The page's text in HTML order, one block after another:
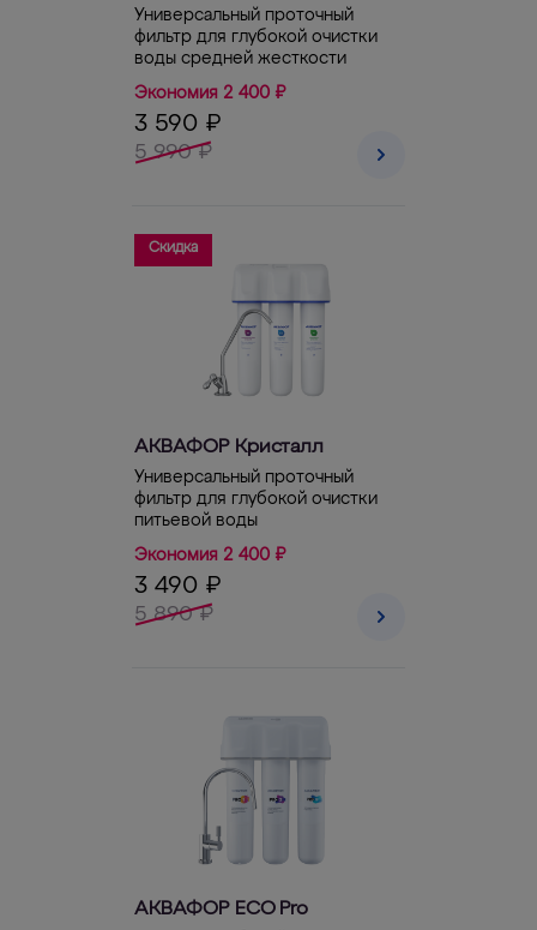
Универсальный проточный
фильтр для глубокой очистки
воды средней жесткости
Экономия 2 400 ₽
3 590 ₽
5 990 ₽
Скидка
АКВАФОР Кристалл
Универсальный проточный
фильтр для глубокой очистки
питьевой воды
Экономия 2 400 ₽
3 490 ₽
5 890 ₽
АКВАФОР ECO Pro